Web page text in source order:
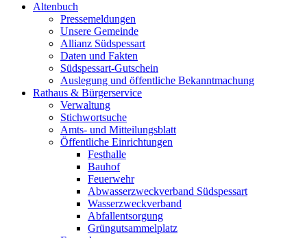
Altenbuch
Pressemeldungen
Unsere Gemeinde
Allianz Südspessart
Daten und Fakten
Südspessart-Gutschein
Auslegung und öffentliche Bekanntmachung
Rathaus & Bürgerservice
Verwaltung
Stichwortsuche
Amts- und Mitteilungsblatt
Öffentliche Einrichtungen
Festhalle
Bauhof
Feuerwehr
Abwasserzweckverband Südspessart
Wasserzweckverband
Abfallentsorgung
Grüngutsammelplatz